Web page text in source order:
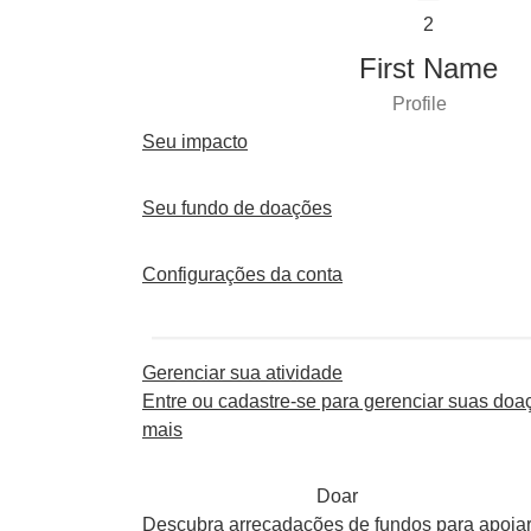
2
First Name
Profile
Seu impacto
Seu fundo de doações
Configurações da conta
Gerenciar sua atividade
Entre ou cadastre-se para gerenciar suas
mais
Doar
Descubra arrecadações de fundos para apoiar